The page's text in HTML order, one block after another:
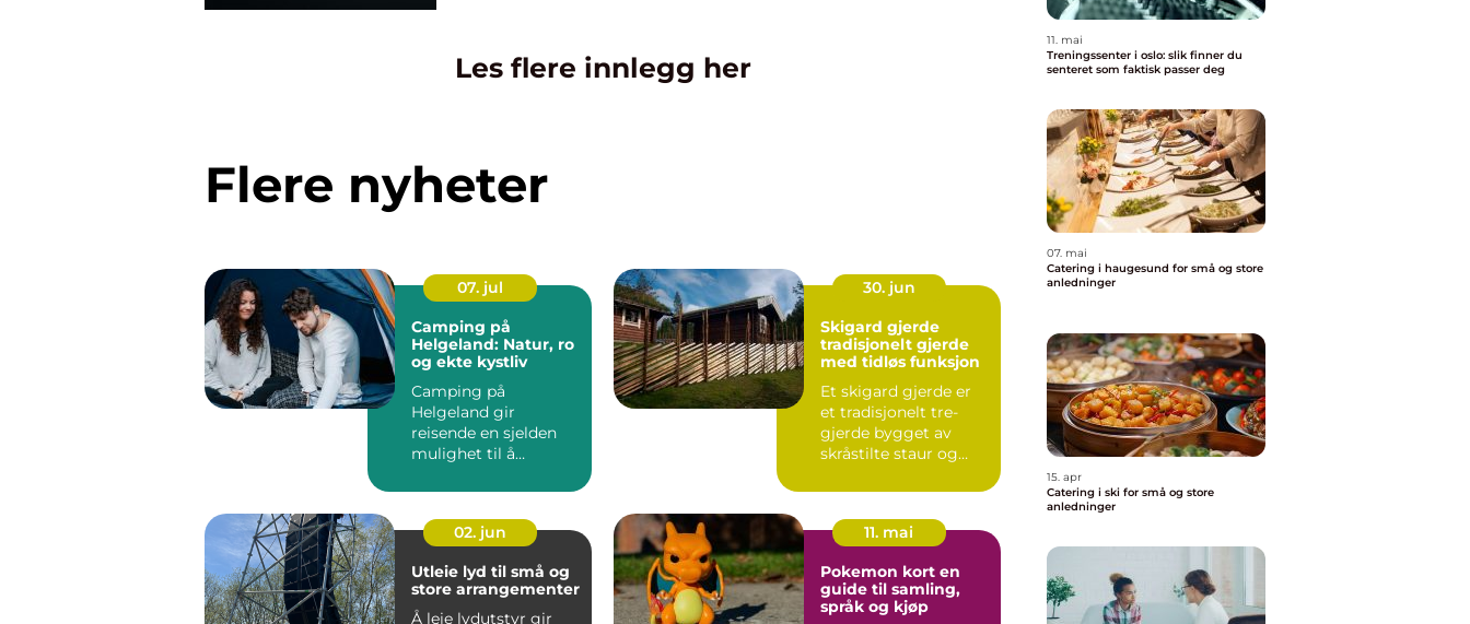
Les flere innlegg her
Flere nyheter
07. jul
Camping på
Helgeland: Natur, ro
og ekte kystliv
Camping på
Helgeland gir
reisende en sjelden
mulighet til å
dramatiske kystlan...
30. jun
Skigard gjerde
tradisjonelt gjerde
med tidløs funksjon
Et skigard gjerde er
et tradisjonelt tre-
gjerde bygget av
skråstilte staur og
Gje...
02. jun
Utleie lyd til små og
store arrangementer
Å leie lydutstyr gir
11. mai
Pokemon kort en
guide til samling,
språk og kjøp
11. mai
Treningssenter i oslo: slik finner du
senteret som faktisk passer deg
07. mai
Catering i haugesund for små og store
anledninger
15. apr
Catering i ski for små og store
anledninger